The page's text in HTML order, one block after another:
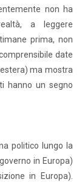
non ha
a leggere
prima, non
date
ma mostra
hanno un segno
politico lungo la
in Europa)
in Europa).